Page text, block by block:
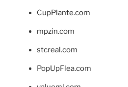
CupPlante.com
mpzin.com
stcreal.com
PopUpFlea.com